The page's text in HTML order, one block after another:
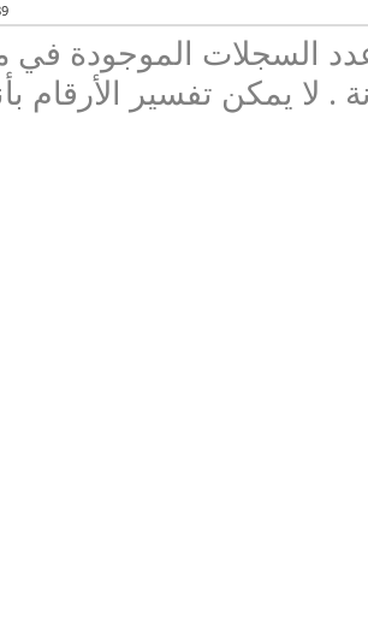
السجلات الموجودة في
. لا يمكن تفسير الأرقام